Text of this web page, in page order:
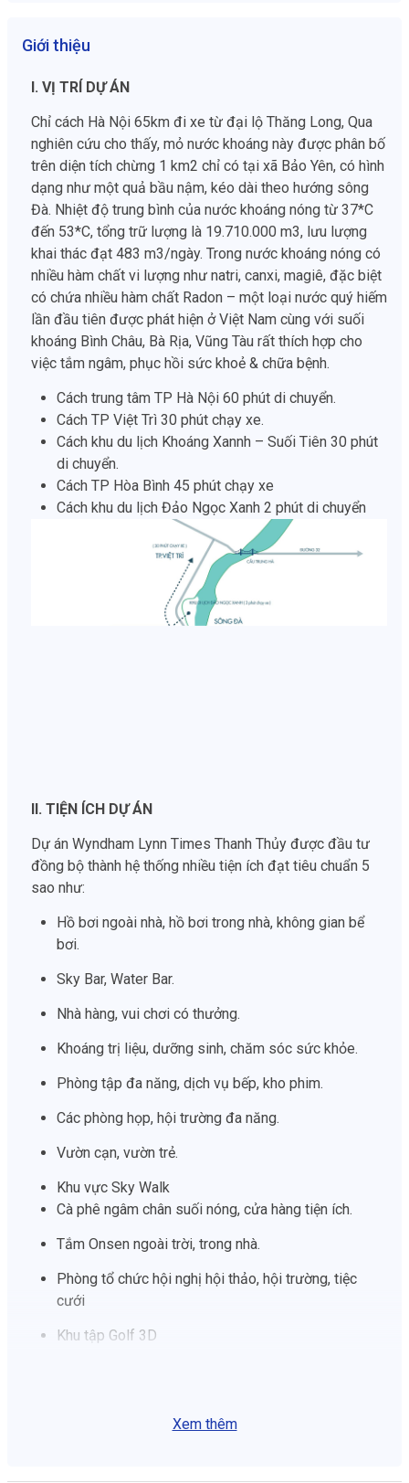
Giới thiệu
I. VỊ TRÍ DỰ ÁN
Chỉ cách Hà Nội 65km đi xe từ đại lộ Thăng Long, Qua
nghiên cứu cho thấy, mỏ nước khoáng này được phân bố
trên diện tích chừng 1 km2 chỉ có tại xã Bảo Yên, có hình
dạng như một quả bầu nậm, kéo dài theo hướng sông
Đà. Nhiệt độ trung bình của nước khoáng nóng từ 37*C
đến 53*C, tổng trữ lượng là 19.710.000 m3, lưu lượng
khai thác đạt 483 m3/ngày. Trong nước khoáng nóng có
nhiều hàm chất vi lượng như natri, canxi, magiê, đặc biệt
có chứa nhiều hàm chất Radon – một loại nước quý hiếm
lần đầu tiên được phát hiện ở Việt Nam cùng với suối
khoáng Bình Châu, Bà Rịa, Vũng Tàu rất thích hợp cho
việc tắm ngâm, phục hồi sức khoẻ & chữa bệnh.
Cách trung tâm TP Hà Nội 60 phút di chuyển.
Cách TP Việt Trì 30 phút chạy xe.
Cách khu du lịch Khoáng Xannh – Suối Tiên 30 phút
di chuyển.
Cách TP Hòa Bình 45 phút chạy xe
Cách khu du lịch Đảo Ngọc Xanh 2 phút di chuyển
II. TIỆN ÍCH DỰ ÁN
Dự án Wyndham Lynn Times Thanh Thủy được đầu tư
đồng bộ thành hệ thống nhiều tiện ích đạt tiêu chuẩn 5
sao như:
Hồ bơi ngoài nhà, hồ bơi trong nhà, không gian bể
bơi.
Sky Bar, Water Bar.
Nhà hàng, vui chơi có thưởng.
Khoáng trị liệu, dưỡng sinh, chăm sóc sức khỏe.
Phòng tập đa năng, dịch vụ bếp, kho phim.
Các phòng họp, hội trường đa năng.
Vườn cạn, vườn trẻ.
Khu vực Sky Walk
Cà phê ngâm chân suối nóng, cửa hàng tiện ích.
Tắm Onsen ngoài trời, trong nhà.
Phòng tổ chức hội nghị hội thảo, hội trường, tiệc
cưới
Khu tập Golf 3D
Xem thêm